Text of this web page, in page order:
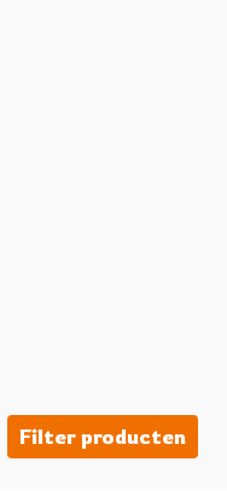
Filter producten